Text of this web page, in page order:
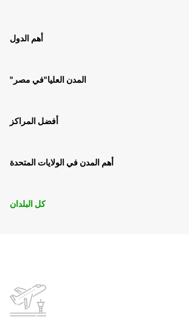
أهم الدول
"المدن العليا"في مصر
أفضل المراكز
أهم المدن في الولايات المتحدة
كل البلدان